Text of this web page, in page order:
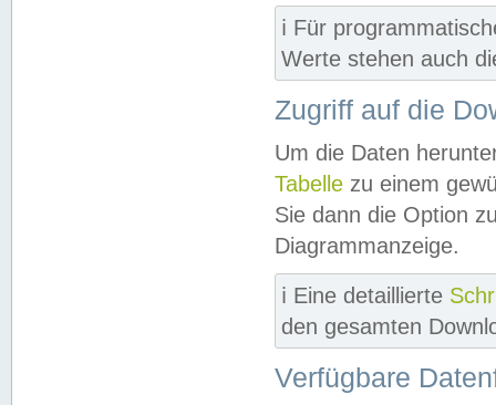
ℹ️ Für
Werte stehen auch
Zugriff auf die
Um die Daten
Tabelle zu einem
Sie dann die Option
Diagrammanzeige.
ℹ️ Eine detaillierte
den gesamten
Verfügbare